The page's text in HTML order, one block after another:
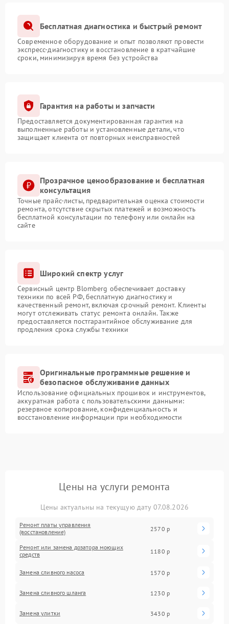
Бесплатная диагностика и быстрый ремонт
Современное оборудование и опыт позволяют провести
экспресс-диагностику и восстановление в кратчайшие
сроки, минимизируя время без устройства
Гарантия на работы и запчасти
Предоставляется документированная гарантия на
выполненные работы и установленные детали, что
защищает клиента от повторных неисправностей
Прозрачное ценообразование и бесплатная
консультация
Точные прайс-листы, предварительная оценка стоимости
ремонта, отсутствие скрытых платежей и возможность
бесплатной консультации по телефону или онлайн на
сайте
Широкий спектр услуг
Сервисный центр Blomberg обеспечивает доставку
техники по всей РФ, бесплатную диагностику и
качественный ремонт, включая срочный ремонт. Клиенты
могут отслеживать статус ремонта онлайн. Также
предоставляется постгарантийное обслуживание для
продления срока службы техники
Оригинальные программные решение и
безопасное обслуживание данных
Использование официальных прошивок и инструментов,
аккуратная работа с пользовательскими данными:
резервное копирование, конфиденциальность и
восстановление информации при необходимости
Цены на услуги ремонта
Цены актуальны на текущую дату 07.08.2026
Ремонт платы управления
(восстановление)
2570 р
Ремонт или замена дозатора моющих
средств
1180 р
Замена сливного насоса 1570 р
Замена сливного шланга 1230 р
Замена улитки 3430 р